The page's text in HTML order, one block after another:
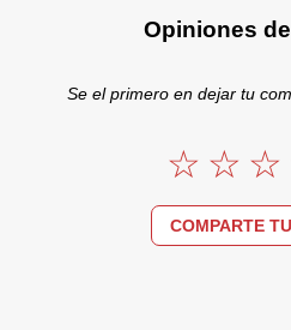
Opiniones
Se el primero en dejar tu
COMPARTE